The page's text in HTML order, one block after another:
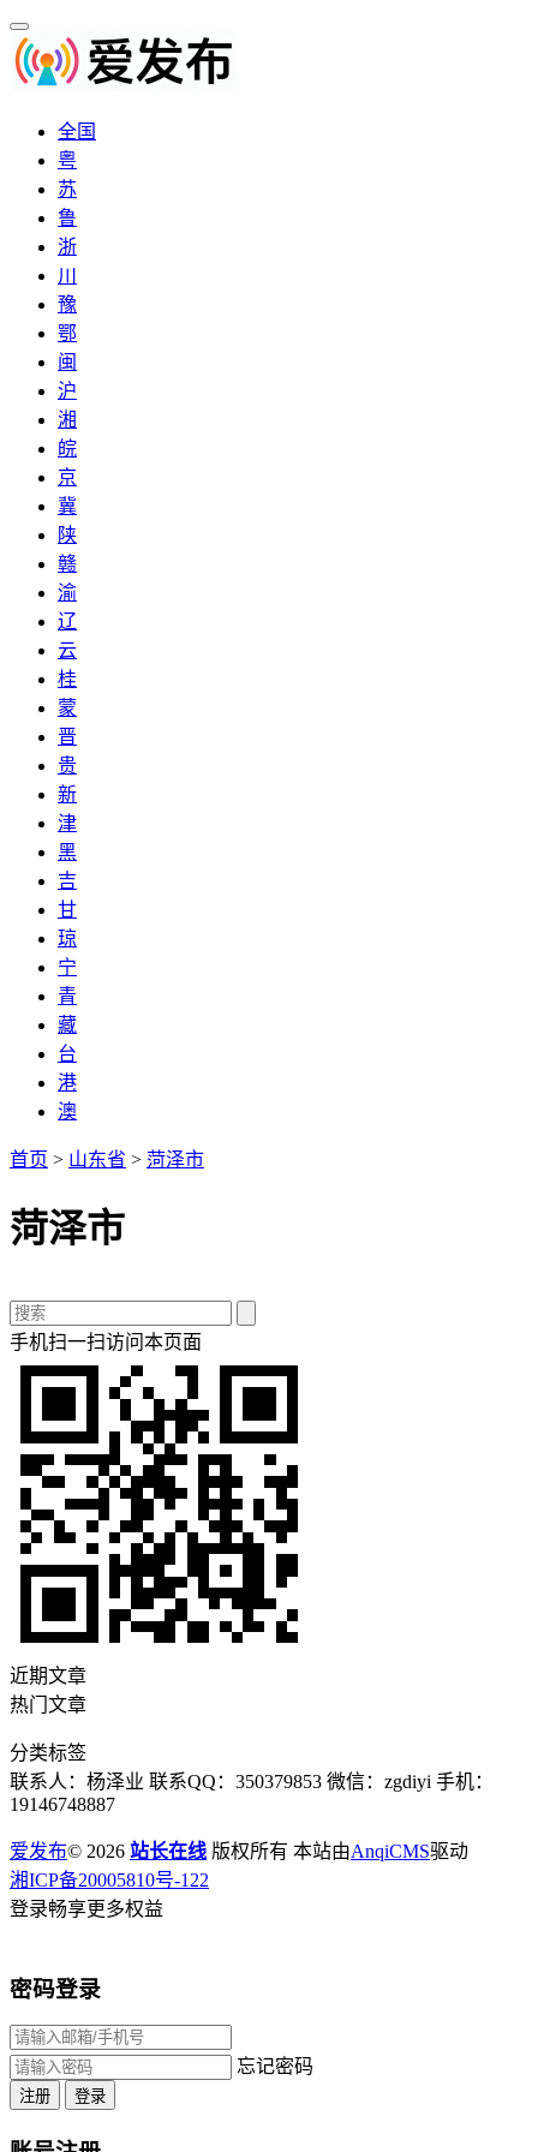
全国
粤
苏
鲁
浙
川
豫
鄂
闽
沪
湘
皖
京
冀
陕
赣
渝
辽
云
桂
蒙
晋
贵
新
津
黑
吉
甘
琼
宁
青
藏
台
港
澳
首页 > 山东省 > 菏泽市
菏泽市
手机扫一扫访问本页面
近期文章
热门文章
分类标签
联系人：杨泽业 联系QQ：350379853 微信：zgdiyi 手机：
19146748887
爱发布© 2026 站长在线 版权所有 本站由AnqiCMS驱动
湘ICP备20005810号-122
登录畅享更多权益
密码登录
忘记密码
注册 登录